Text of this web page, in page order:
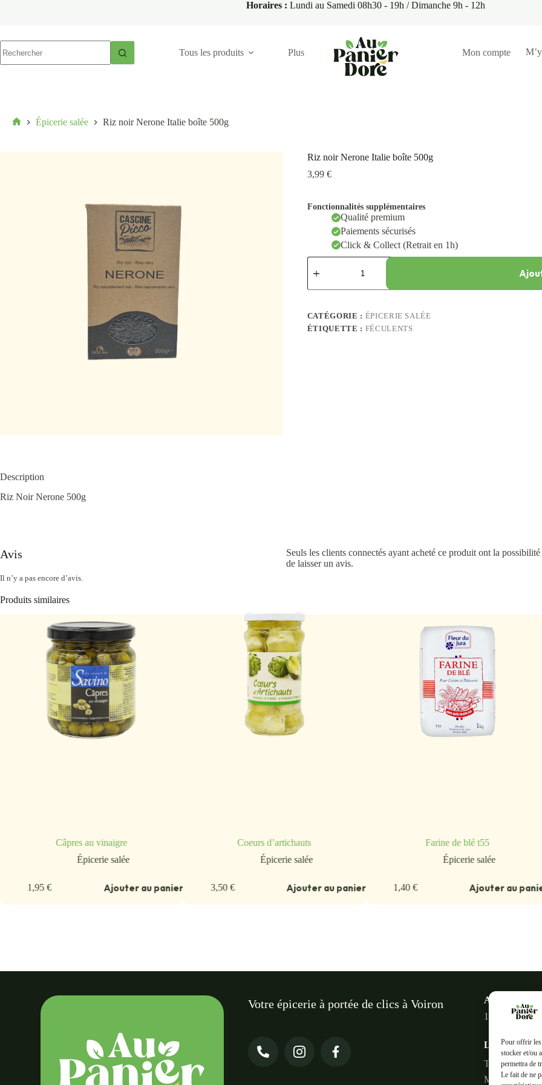
Pour offrir les
stocker et/ou
permettra de
Le fait de ne
Horaires : Lundi au Samedi 08h30 - 19h / Dimanche 9h - 12h
Tous les produits Plus Mon compte
Épicerie salée Riz noir Nerone Italie boîte 500g
Riz noir Nerone Italie boîte 500g
3,99 €
Fonctionnalités supplémentaires
Qualité premium
Paiements sécurisés
Click & Collect (Retrait en 1h)
CATÉGORIE : ÉPICERIE SALÉE
ÉTIQUETTE : FÉCULENTS
Description
Riz Noir Nerone 500g
Avis
Il n’y a pas encore d’avis.
Seuls les clients connectés ayant acheté ce produit ont la possibilité
de laisser un avis.
Produits similaires
Câpres au vinaigre
Épicerie salée
1,95€ Ajouter au panier
Coeurs d’artichauts
Épicerie salée
3,50 € Ajouter au panier
Farine de blé t55
Épicerie salée
1,40€ Ajouter au
Votre épicerie à portée de clics à Voiron
Au panier doré
18 Rue des
Liens rapides
Tous les
Mon compte